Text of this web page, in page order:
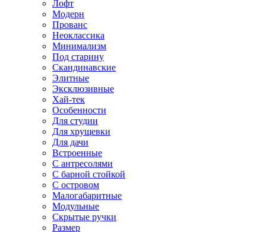
Лофт
Модерн
Прованс
Неоклассика
Минимализм
Под старину
Скандинавские
Элитные
Эксклюзивные
Хай-тек
Особенности
Для студии
Для хрущевки
Для дачи
Встроенные
С антресолями
С барной стойкой
С островом
Малогабаритные
Модульные
Скрытые ручки
Размер